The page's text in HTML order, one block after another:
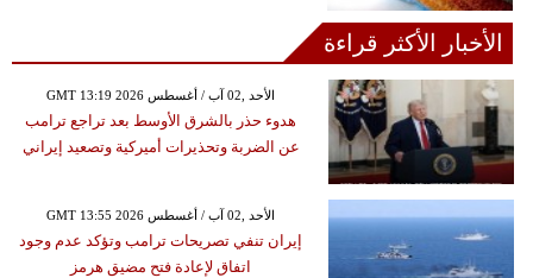
الأخبار الأكثر قراءة
GMT 13:19 2026 الأحد ,02 آب / أغسطس
هدوء حذر بالشرق الأوسط بعد تراجع ترامب
عن الضربة وتحذيرات أميركية وتصعيد إيراني
GMT 13:55 2026 الأحد ,02 آب / أغسطس
إيران تنفي تصريحات ترامب وتؤكد عدم وجود
اتفاق لإعادة فتح مضيق هرمز